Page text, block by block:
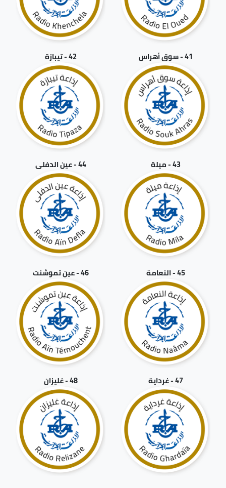
41 - سوق أهراس 42 - تيبازة
43 - ميلة 44 - عين الدفلى
45 - النعامة 46 - عين تموشنت
47 - غرداية 48 - غليزان